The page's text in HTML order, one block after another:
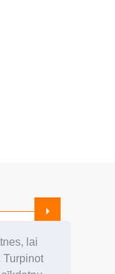
lai
Turpinot